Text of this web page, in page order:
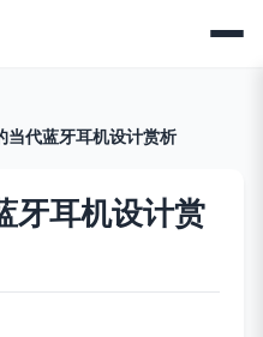
当代蓝牙耳机设计赏析
牙耳机设计赏